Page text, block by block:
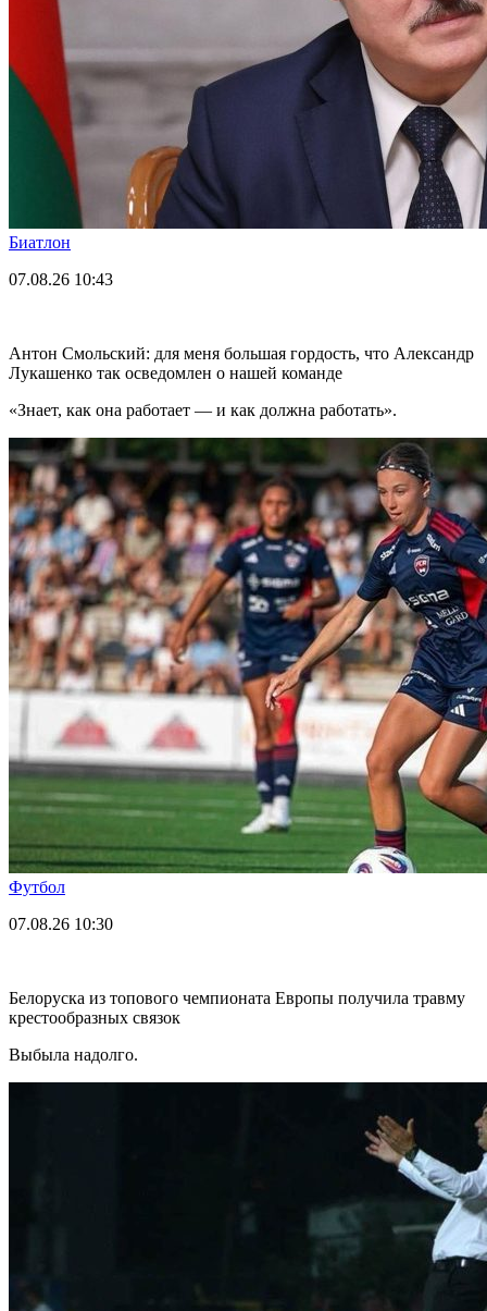
Биатлон
07.08.26 10:43
Антон Смольский: для меня большая гордость, что Александр
Лукашенко так осведомлен о нашей команде
«Знает, как она работает — и как должна работать».
Футбол
07.08.26 10:30
Белоруска из топового чемпионата Европы получила травму
крестообразных связок
Выбыла надолго.